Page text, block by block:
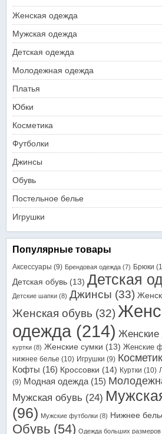
Женская одежда
Мужская одежда
Детская одежда
Молодежная одежда
Платья
Юбки
Косметика
Футболки
Джинсы
Обувь
Постельное белье
Игрушки
Популярные товары
Аксессуары (9) Брендовая одежда (7) Брюки
Детская обувь (13) Детская
Детские шапки (8) Джинсы (33)
Женская обувь (32)
одежда (214)
куртки (8) Женские сумки (13) Женские
нижнее белье (10) Игрушки (9)
Кофты (16) Кроссовки (14) Куртки (10)
(9) Модная одежда (15)
Мужская обувь (24)
(96) Мужские футболки (8) Нижнее
Обувь (54) Одежда больших размеров